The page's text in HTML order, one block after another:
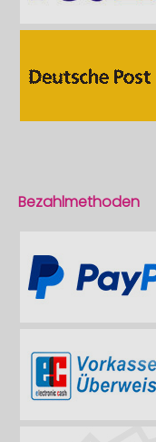
Bezahlmethoden